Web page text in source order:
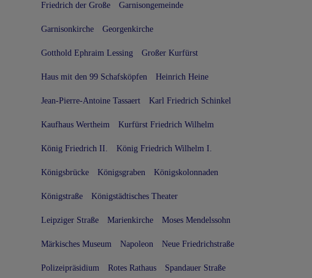
Friedrich der Große Garnisongemeinde
Garnisonkirche Georgenkirche
Gotthold Ephraim Lessing Großer Kurfürst
Haus mit den 99 Schafsköpfen Heinrich Heine
Jean-Pierre-Antoine Tassaert Karl Friedrich Schinkel
Kaufhaus Wertheim Kurfürst Friedrich Wilhelm
König Friedrich II. König Friedrich Wilhelm I.
Königsbrücke Königsgraben Königskolonnaden
Königstraße Königstädtisches Theater
Leipziger Straße Marienkirche Moses Mendelssohn
Märkisches Museum Napoleon Neue Friedrichstraße
Polizeipräsidium Rotes Rathaus Spandauer Straße